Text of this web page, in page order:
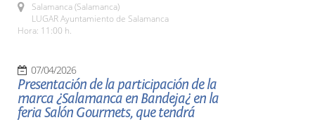
Salamanca (Salamanca)
LUGAR Ayuntamiento de Salamanca
Hora: 11:00 h.
07/04/2026
Presentación de la participación de la
marca ¿Salamanca en Bandeja¿ en la
feria Salón Gourmets, que tendrá